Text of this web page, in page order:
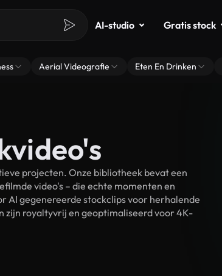
AI-studio Gratis stock
Aerial Videografie Eten En Drinken
projecten. Onze bibliotheek bevat een
video's – die echte momenten en
AI gegenereerde stockclips voor herhalende
zijn royaltyvrij en geoptimaliseerd voor 4K-